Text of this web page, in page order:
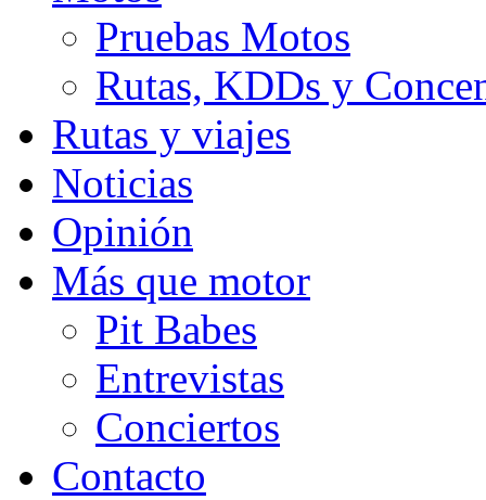
Pruebas Motos
Rutas, KDDs y
Rutas y viajes
Noticias
Opinión
Más que motor
Pit Babes
Entrevistas
Conciertos
Contacto